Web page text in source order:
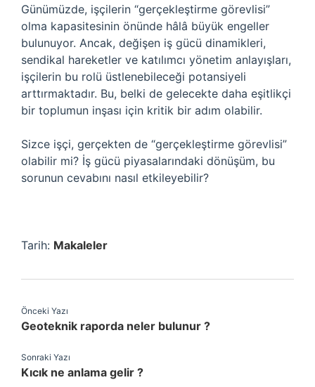
Günümüzde, işçilerin “gerçekleştirme görevlisi”
olma kapasitesinin önünde hâlâ büyük engeller
bulunuyor. Ancak, değişen iş gücü dinamikleri,
sendikal hareketler ve katılımcı yönetim anlayışları,
işçilerin bu rolü üstlenebileceği potansiyeli
arttırmaktadır. Bu, belki de gelecekte daha eşitlikçi
bir toplumun inşası için kritik bir adım olabilir.
Sizce işçi, gerçekten de “gerçekleştirme görevlisi”
olabilir mi? İş gücü piyasalarındaki dönüşüm, bu
sorunun cevabını nasıl etkileyebilir?
Tarih: Makaleler
Önceki Yazı
Geoteknik raporda neler bulunur ?
Sonraki Yazı
Kıcık ne anlama gelir ?